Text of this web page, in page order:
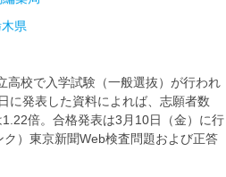
県
高校で入学試験（一般選抜）が行われ
に発表した資料によれば、志願者数
倍。合格発表は3月10日（金）に行
）東京新聞Web検査問題および正答